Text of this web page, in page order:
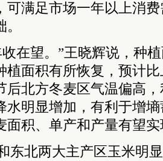
可满足市场一年以上消
在望。”王晓辉说，种
植面积有所恢复，预计
后北方冬麦区气温偏高
水明显增加，有利于增
面积、单产和产量有望
东北两大主产区玉米明